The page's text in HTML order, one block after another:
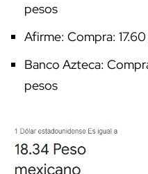
pesos
Afirme: Compra:
Banco Azteca:
pesos